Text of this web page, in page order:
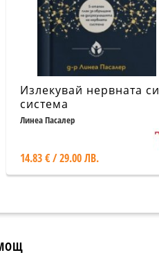
Излекувай нервната си
система
Линеа Пасалер
14.83 € / 29.00 ЛВ.